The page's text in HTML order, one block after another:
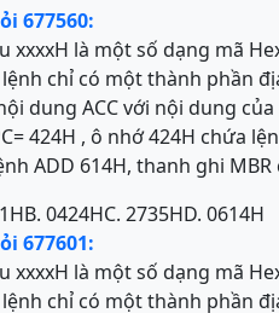
677560:
xxxxH là một số dạng mã
chỉ có một thành phần
dung ACC với nội dung
424H , ô nhớ 424H chứa
ADD 614H, thanh ghi
B. 0424HC. 2735HD. 0614H
677601:
xxxxH là một số dạng mã
chỉ có một thành phần